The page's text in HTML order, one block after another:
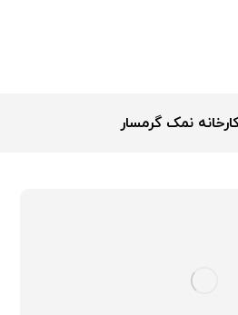
نمک گرمسار